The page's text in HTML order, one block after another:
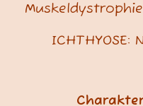
ICHTHYOSE: